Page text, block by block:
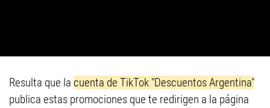
Resulta que la cuenta de TikTok "Descuentos Argentina"
publica estas promociones que te redirigen a la página